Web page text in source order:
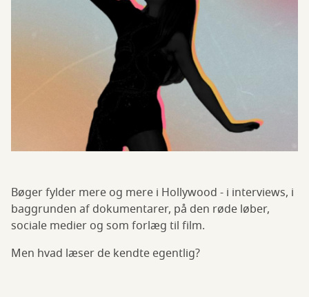
Bøger fylder mere og mere i Hollywood - i interviews, i
baggrunden af dokumentarer, på den røde løber,
sociale medier og som forlæg til film.
Men hvad læser de kendte egentlig?